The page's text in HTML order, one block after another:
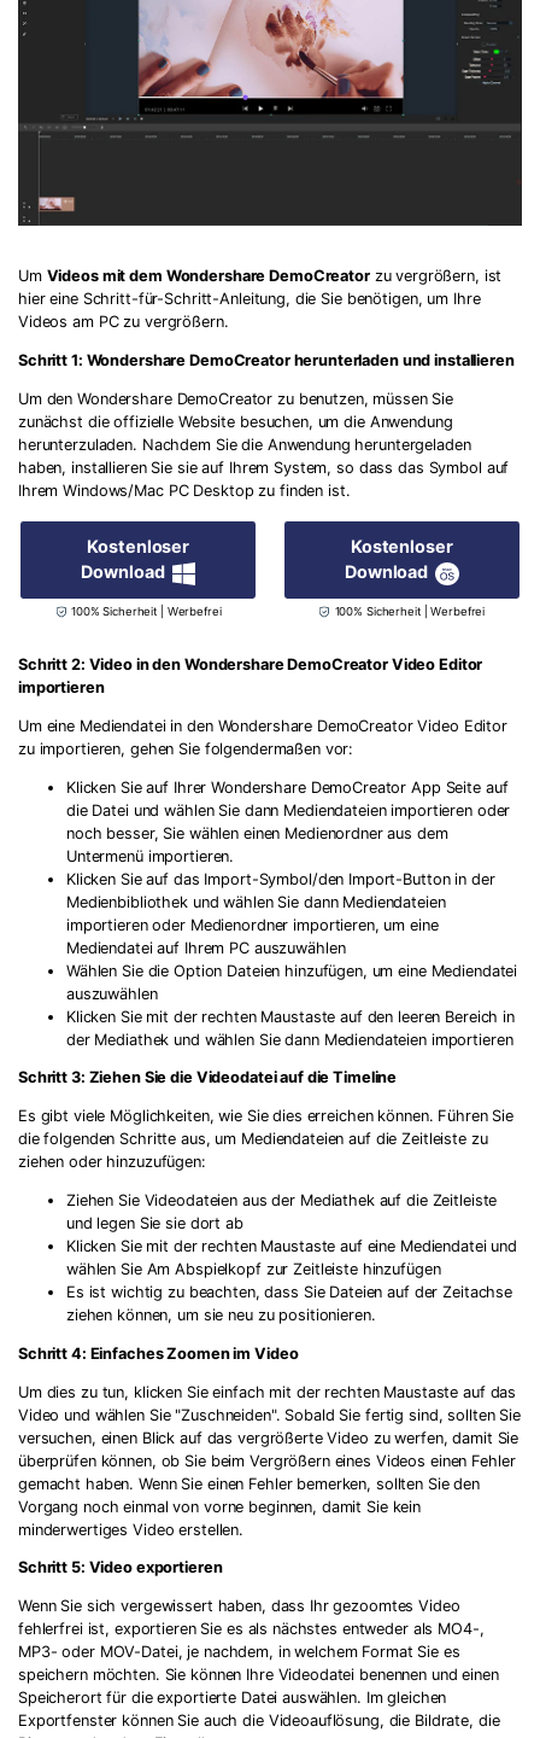
Um Videos mit dem Wondershare DemoCreatorzu vergrößern, ist
hier eine Schritt-für-Schritt-Anleitung, die Sie benötigen, um Ihre
Videos am PC zu vergrößern.
Schritt 1: Wondershare DemoCreator herunterladen und installieren
Um den Wondershare DemoCreator zu benutzen, müssen Sie
zunächst die offizielle Website besuchen, um die Anwendung
herunterzuladen. Nachdem Sie die Anwendung heruntergeladen
haben, installieren Sie sie auf Ihrem System, so dass das Symbol auf
Ihrem Windows/Mac PC Desktop zu finden ist.
Kostenloser
Download
100% Sicherheit | Werbefrei
Kostenloser
Download
100% Sicherheit | Werbefrei
Schritt 2: Video in den Wondershare DemoCreator Video Editor
importieren
Um eine Mediendatei in den Wondershare DemoCreator Video Editor
zu importieren, gehen Sie folgendermaßen vor:
Klicken Sie auf Ihrer Wondershare DemoCreator App Seite auf
die Datei und wählen Sie dann Mediendateien importieren oder
noch besser, Sie wählen einen Medienordner aus dem
Untermenü importieren.
Klicken Sie auf das Import-Symbol/den Import-Button in der
Medienbibliothek und wählen Sie dann Mediendateien
importieren oder Medienordner importieren, um eine
Mediendatei auf Ihrem PC auszuwählen
Wählen Sie die Option Dateien hinzufügen, um eine Mediendatei
auszuwählen
Klicken Sie mit der rechten Maustaste auf den leeren Bereich in
der Mediathek und wählen Sie dann Mediendateien importieren
Schritt 3: Ziehen Sie die Videodatei auf die Timeline
Es gibt viele Möglichkeiten, wie Sie dies erreichen können. Führen Sie
die folgenden Schritte aus, um Mediendateien auf die Zeitleiste zu
ziehen oder hinzuzufügen:
Ziehen Sie Videodateien aus der Mediathek auf die Zeitleiste
und legen Sie sie dort ab
Klicken Sie mit der rechten Maustaste auf eine Mediendatei und
wählen Sie Am Abspielkopf zur Zeitleiste hinzufügen
Es ist wichtig zu beachten, dass Sie Dateien auf der Zeitachse
ziehen können, um sie neu zu positionieren.
Schritt 4: Einfaches Zoomen im Video
Um dies zu tun, klicken Sie einfach mit der rechten Maustaste auf das
Video und wählen Sie "Zuschneiden". Sobald Sie fertig sind, sollten Sie
versuchen, einen Blick auf das vergrößerte Video zu werfen, damit Sie
überprüfen können, ob Sie beim Vergrößern eines Videos einen Fehler
gemacht haben. Wenn Sie einen Fehler bemerken, sollten Sie den
Vorgang noch einmal von vorne beginnen, damit Sie kein
minderwertiges Video erstellen.
Schritt 5: Video exportieren
Wenn Sie sich vergewissert haben, dass Ihr gezoomtes Video
fehlerfrei ist, exportieren Sie es als nächstes entweder als MO4-,
MP3- oder MOV-Datei, je nachdem, in welchem Format Sie es
speichern möchten. Sie können Ihre Videodatei benennen und einen
Speicherort für die exportierte Datei auswählen. Im gleichen
Exportfenster können Sie auch die Videoauflösung, die Bildrate, die